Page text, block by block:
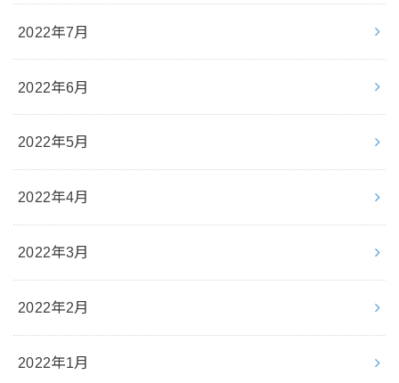
2022年7月
2022年6月
2022年5月
2022年4月
2022年3月
2022年2月
2022年1月